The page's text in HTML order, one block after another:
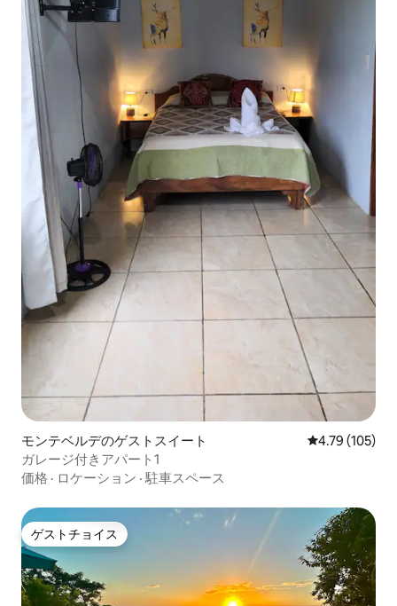
モンテベルデのゲストスイート レビュー105
4.79 (105)
ガレージ付きアパート1
価格 · ロケーション ·駐車スペース
ゲストチョイス
ゲストチョイス